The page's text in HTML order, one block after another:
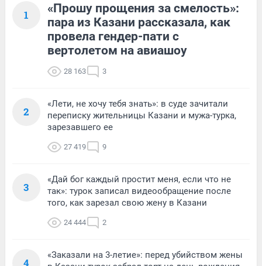
1
«Прошу прощения за смелость»:
пара из Казани рассказала, как
провела гендер-пати с
вертолетом на авиашоу
28 163 3
2
«Лети, не хочу тебя знать»: в суде зачитали
переписку жительницы Казани и мужа-турка,
зарезавшего ее
27 419 9
3
«Дай бог каждый простит меня, если что не
так»: турок записал видеообращение после
того, как зарезал свою жену в Казани
24 444 2
4
«Заказали на 3-летие»: перед убийством жены